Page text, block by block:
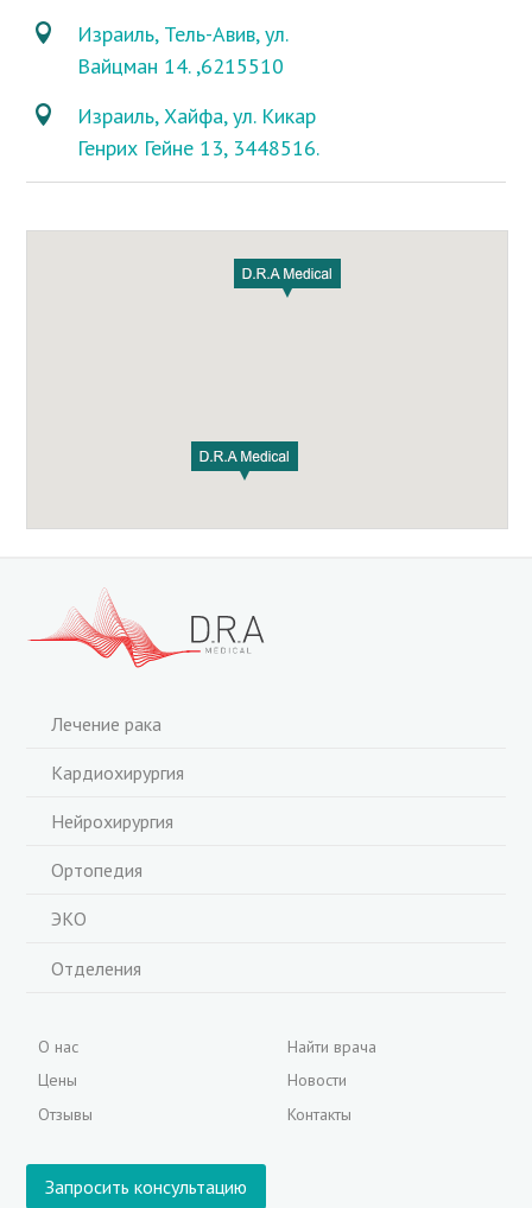
Израиль, Тель-Авив, ул.
Вайцман 14. ,6215510
Израиль, Хайфа, ул. Кикар
Генрих Гейне 13, 3448516.
Лечение рака
Кардиохирургия
Нейрохирургия
Ортопедия
ЭКО
Отделения
О нас
Цены
Отзывы
Найти врача
Новости
Контакты
Запросить консультацию